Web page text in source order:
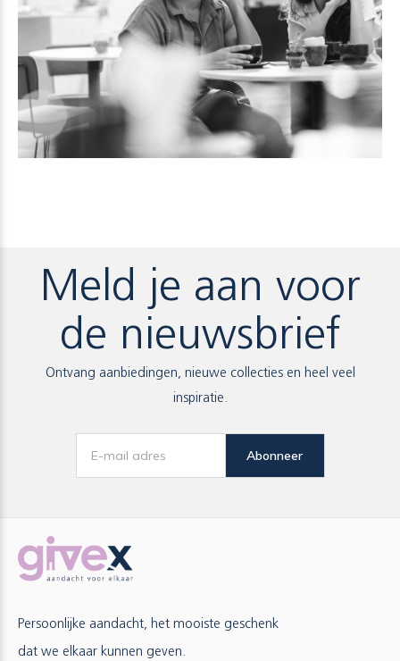
Meld je aan voor
de nieuwsbrief
Ontvang aanbiedingen, nieuwe collecties en heel veel
inspiratie.
Abonneer
Persoonlijke aandacht, het mooiste geschenk
dat we elkaar kunnen geven.